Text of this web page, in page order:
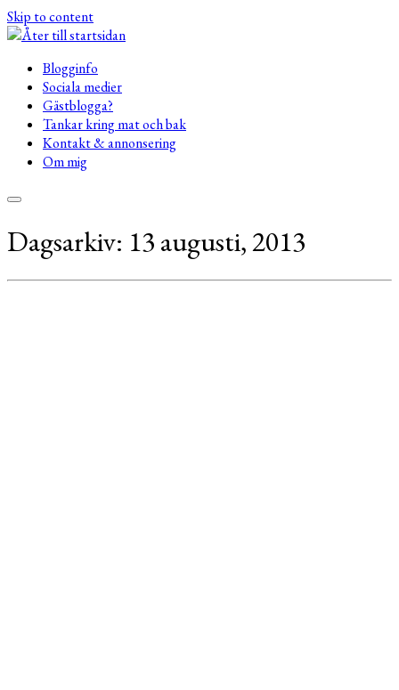
Skip to content
Blogginfo
Sociala medier
Gästblogga?
Tankar kring mat och bak
Kontakt & annonsering
Om mig
Dagsarkiv: 13 augusti, 2013